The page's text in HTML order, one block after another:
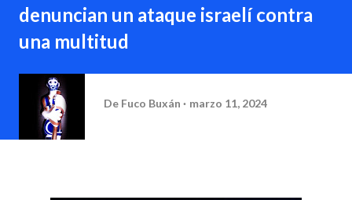
denuncian un ataque israelí contra
una multitud
De Fuco Buxán marzo 11, 2024